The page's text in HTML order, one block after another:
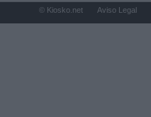
© Kiosko.net Aviso Legal